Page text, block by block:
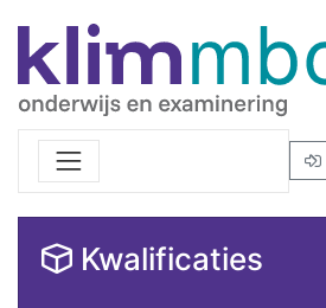
Kwalificaties